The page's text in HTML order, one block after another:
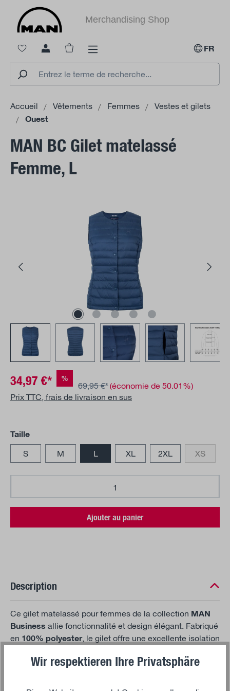
principal
Merchandising Shop
FR
Le panier contient 0 articles. La valeur
Accueil Vêtements Femmes Vestes et gilets
Ouest
MAN BC Gilet matelassé
Femme, L
Ignorer la galerie d'images
34,97 €* %
69,95 €*(économie de 50.01%)
Prix TTC, frais de livraison en sus
Sélectionnez
Taille
S M L XL 2XL XS(Cette
Quantité de produit : Entrez la quantité
Ajouter au panier
Description
Ce gilet matelassé pour femmes de la collection MAN
Business allie fonctionnalité et design élégant. Fabriqué
en 100% polyester, le gilet offre une excellente isolation
pour les conditions météorologiques changeantes et le
Wir respektieren Ihre Privatsphäre